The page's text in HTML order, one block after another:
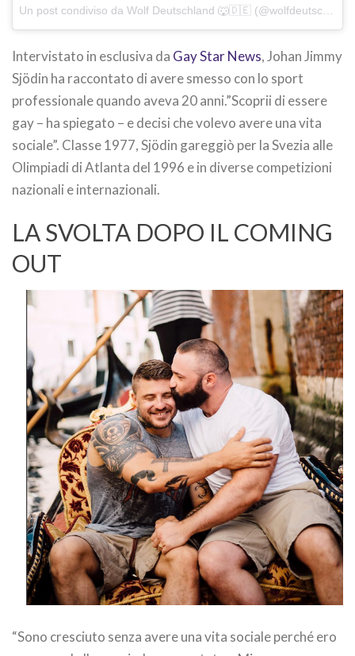
Intervistato in esclusiva da Gay Star News, Johan Jimmy
Sjödin ha raccontato di avere smesso con lo sport
professionale quando aveva 20 anni.”Scoprii di essere
gay – ha spiegato – e decisi che volevo avere una vita
sociale”. Classe 1977, Sjödin gareggiò per la Svezia alle
Olimpiadi di Atlanta del 1996 e in diverse competizioni
nazionali e internazionali.
LA SVOLTA DOPO IL COMING
OUT
“Sono cresciuto senza avere una vita sociale perché ero